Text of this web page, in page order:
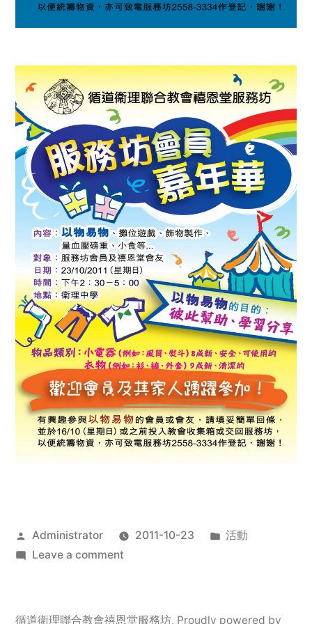
Posted
by
Administrator 2011-10-23
Posted
活動
Leave a commenton
服
循道衛理聯合教會禧恩堂服務坊, Proudly powered by